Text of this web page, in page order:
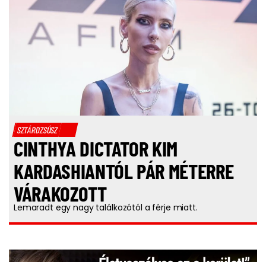
SZTÁRDZSÚSZ
CINTHYA DICTATOR KIM
KARDASHIANTÓL PÁR MÉTERRE
VÁRAKOZOTT
Lemaradt egy nagy találkozótól a férje miatt.